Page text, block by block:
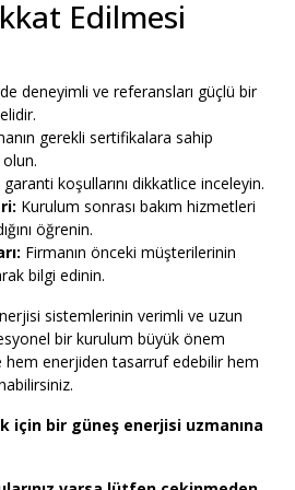
Edilmesi
deneyimli ve referansları güçlü bir
gerekli sertifikalara sahip
koşullarını dikkatlice inceleyin.
Kurulum sonrası bakım hizmetleri
öğrenin.
Firmanın önceki müşterilerinin
bilgi edinin.
sistemlerinin verimli ve uzun
bir kurulum büyük önem
hem enerjiden tasarruf edebilir hem
için bir güneş enerjisi uzmanına